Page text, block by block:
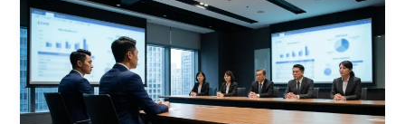
售
心
態：
慾
望